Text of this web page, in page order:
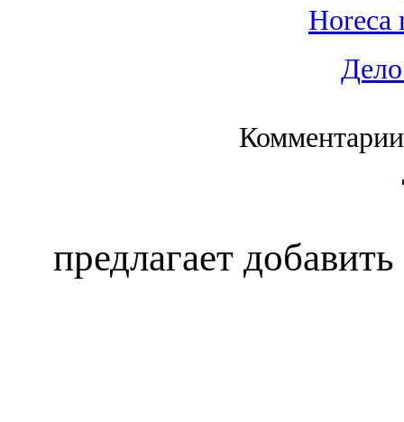
Horeca
предлагает